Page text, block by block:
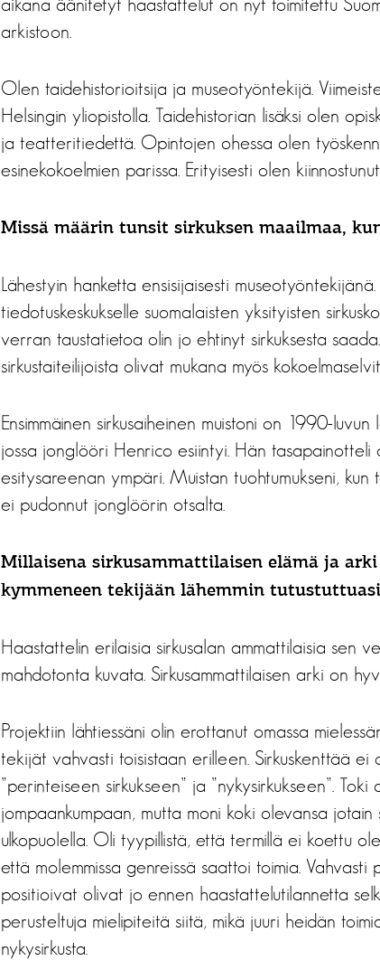
aikana äänitetyt haastattelut on nyt toimitettu
arkistoon.
Olen taidehistorioitsija ja museotyöntekijä.
Helsingin yliopistolla. Taidehistorian lisäksi olen
ja teatteritiedettä. Opintojen ohessa olen
esinekokoelmien parissa. Erityisesti olen
Missä määrin tunsit sirkuksen maailmaa,
Lähestyin hanketta ensisijaisesti
tiedotuskeskukselle suomalaisten yksityisten
verran taustatietoa olin jo ehtinyt sirkuksesta
sirkustaiteilijoista olivat mukana myös
Ensimmäinen sirkusaiheinen muistoni on 1990-
jossa jonglööri Henrico esiintyi. Hän tasapainotteli
esitysareenan ympäri. Muistan tuohtumukseni, kun
ei pudonnut jonglöörin otsalta.
Millaisena sirkusammattilaisen elämä ja
kymmeneen tekijään lähemmin
Haastattelin erilaisia sirkusalan ammattilaisia sen
mahdotonta kuvata. Sirkusammattilaisen arki on
Projektiin lähtiessäni olin erottanut omassa
tekijät vahvasti toisistaan erilleen. Sirkuskenttää ei
”perinteiseen sirkukseen” ja ”nykysirkukseen”.
jompaankumpaan, mutta moni koki olevansa
ulkopuolella. Oli tyypillistä, että termillä ei koettu
että molemmissa genreissä saattoi toimia.
positioivat olivat jo ennen haastattelutilannetta
perusteltuja mielipiteitä siitä, mikä juuri heidän
nykysirkusta.